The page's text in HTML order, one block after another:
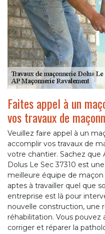
Faites appel à un
vos travaux de
Veuillez faire appel à un
accomplir vos travaux de
votre chantier. Sachez que
Dolus Le Sec 37310 est
meilleure équipe de
aptes à travailler quel que
entreprise est là pour
nouvelle construction, une
réhabilitation. Vous pouvez
corriger et réparer la